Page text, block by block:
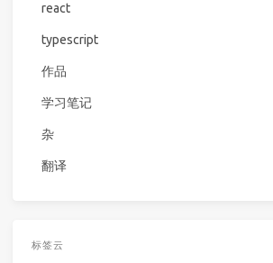
react
typescript
作品
学习笔记
杂
翻译
标签云